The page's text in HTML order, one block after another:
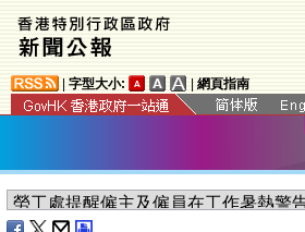
字型大小: 網頁指南